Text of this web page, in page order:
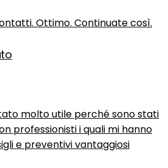
Ottimo. Continuate così.
molto utile perché sono stati
professionisti i quali mi hanno
e preventivi vantaggiosi